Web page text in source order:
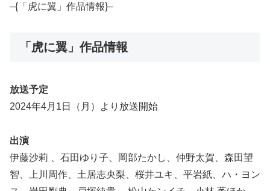
–{「虎に翼」作品情報}–
「虎に翼」作品情報
放送予定
2024年4月1日（月）より放送開始
出演
伊藤沙莉 、石田ゆり子、岡部たかし、仲野太賀、森田望
智、上川周作、土居志央梨、桜井ユキ、平岩紙、ハ・ヨン